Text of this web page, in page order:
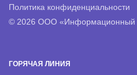
Политика конфиденциальности
© 2026 ООО «Информационный
ГОРЯЧАЯ ЛИНИЯ